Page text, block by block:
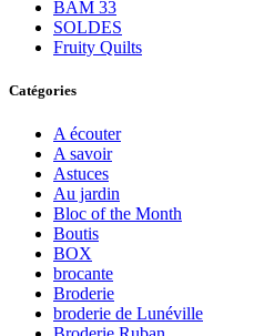
BAM 33
SOLDES
Fruity Quilts
Catégories
A écouter
A savoir
Astuces
Au jardin
Bloc of the Month
Boutis
BOX
brocante
Broderie
broderie de Lunéville